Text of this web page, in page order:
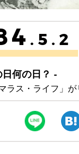
.5.2
何の日？ -
ラス・ライフ」